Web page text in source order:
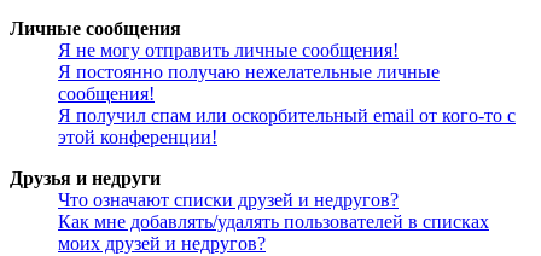
Личные сообщения
Я не могу отправить личные сообщения!
Я постоянно получаю нежелательные личные
сообщения!
Я получил спам или оскорбительный email от кого-то с
этой конференции!
Друзья и недруги
Что означают списки друзей и недругов?
Как мне добавлять/удалять пользователей в списках
моих друзей и недругов?